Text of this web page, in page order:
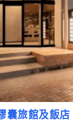
囊旅館及飯店